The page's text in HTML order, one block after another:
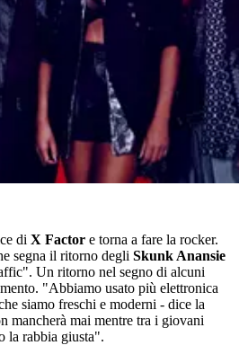
di X Factor e torna a fare la rocker.
segna il ritorno degli Skunk Anansie
Un ritorno nel segno di alcuni
"Abbiamo usato più elettronica
siamo freschi e moderni - dice la
mancherà mai mentre tra i giovani
la rabbia giusta".